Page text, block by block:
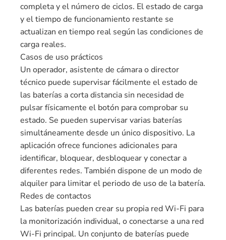
completa y el número de ciclos. El estado de carga
y el tiempo de funcionamiento restante se
actualizan en tiempo real según las condiciones de
carga reales.
Casos de uso prácticos
Un operador, asistente de cámara o director
técnico puede supervisar fácilmente el estado de
las baterías a corta distancia sin necesidad de
pulsar físicamente el botón para comprobar su
estado. Se pueden supervisar varias baterías
simultáneamente desde un único dispositivo. La
aplicación ofrece funciones adicionales para
identificar, bloquear, desbloquear y conectar a
diferentes redes. También dispone de un modo de
alquiler para limitar el periodo de uso de la batería.
Redes de contactos
Las baterías pueden crear su propia red Wi-Fi para
la monitorización individual, o conectarse a una red
Wi-Fi principal. Un conjunto de baterías puede